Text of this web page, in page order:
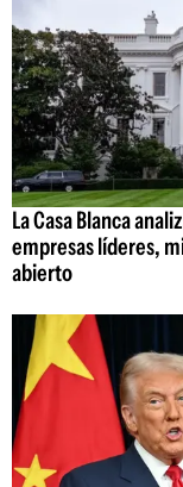
La Casa Blanca
empresas líderes,
abierto